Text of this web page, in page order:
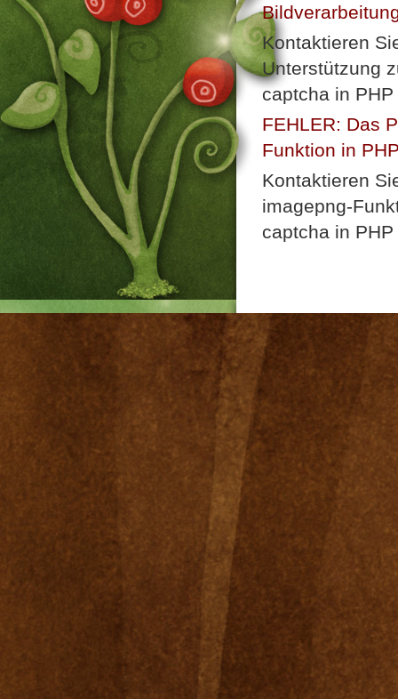
Kontaktieren
Unterstützung
captcha in
FEHLER: Das
Funktion in
Kontaktieren
imagepng-
captcha in